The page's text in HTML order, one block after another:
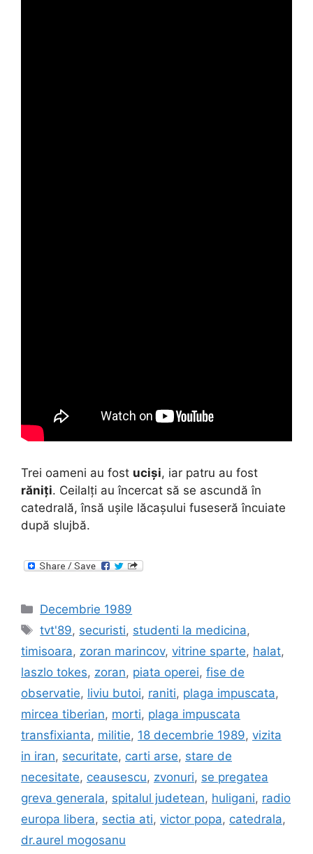
Trei oameni au fost uciși, iar patru au fost
răniți. Ceilalți au încercat să se ascundă în
catedrală, însă ușile lăcașului fuseseră încuiate
după slujbă.
Categories
Decembrie 1989
Tags
tvt'89, securisti, studenti la medicina,
timisoara, zoran marincov, vitrine sparte, halat,
laszlo tokes, zoran, piata operei, fise de
observatie, liviu butoi, raniti, plaga impuscata,
mircea tiberian, morti, plaga impuscata
transfixianta, militie, 18 decembrie 1989, vizita
in iran, securitate, carti arse, stare de
necesitate, ceausescu, zvonuri, se pregatea
greva generala, spitalul judetean, huligani, radio
europa libera, sectia ati, victor popa, catedrala,
dr.aurel mogosanu